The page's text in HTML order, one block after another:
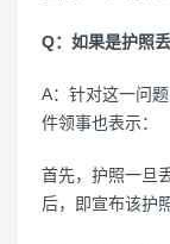
Q：如果是护照
A：针对这一问
件领事也表示：
首先，护照一旦
后，即宣布该护